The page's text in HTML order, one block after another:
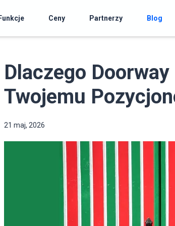
Funkcje Ceny Partnerzy Blog
Dlaczego
Twojemu
21 maj, 2026